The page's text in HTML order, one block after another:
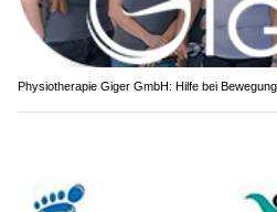
Physiotherapie Giger GmbH: Hilfe bei